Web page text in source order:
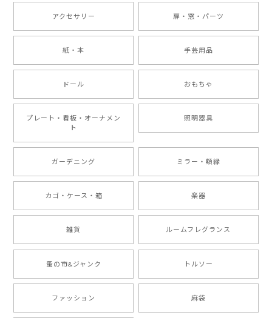
アクセサリー 扉・窓・パーツ
紙・本 手芸用品
ドール おもちゃ
プレート・看板・オーナメン
ト
照明器具
ガーデニング ミラー・額縁
カゴ・ケース・箱 楽器
雑貨 ルームフレグランス
蚤の市&ジャンク トルソー
ファッション 麻袋